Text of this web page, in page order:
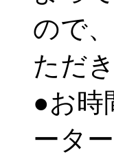
ので
ただ
●お時
ータ